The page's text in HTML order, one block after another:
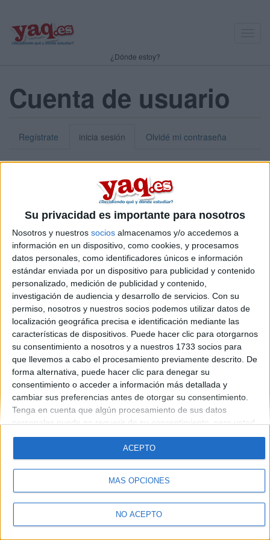
Su privacidad es importante para nosotros
Nosotros y nuestros socios almacenamos y/o accedemos a
información en un dispositivo, como cookies, y procesamos
datos personales, como identificadores únicos e información
estándar enviada por un dispositivo para publicidad y contenido
personalizado, medición de publicidad y contenido,
investigación de audiencia y desarrollo de servicios. Con su
permiso, nosotros y nuestros socios podemos utilizar datos de
localización geográfica precisa e identificación mediante las
características de dispositivos. Puede hacer clic para otorgarnos
su consentimiento a nosotros y a nuestros 1733 socios para
que llevemos a cabo el procesamiento previamente descrito. De
forma alternativa, puede hacer clic para denegar su
consentimiento o acceder a información más detallada y
cambiar sus preferencias antes de otorgar su consentimiento.
Tenga en cuenta que algún procesamiento de sus datos
personales puede no requerir de su consentimiento, pero usted
tiene el derecho de rechazar tal procesamiento. Sus
preferencias se aplicarán solo a este sitio web. Puede cambiar
sus preferencias o retirar su consentimiento en cualquier
momento volviendo a este sitio y haciendo clic en el botón
"Privacidad" en la parte inferior de la página web.
MÁS OPCIONES
NO ACEPTO
ACEPTO
¿Dónde estoy?
Cuenta de usuario
Regístrate inicia sesión Olvidé mi contraseña
Puedes iniciar sesión introduciendo tu nombre de usuario o tu
dirección de correo electrónico.
Contraseña:*
Introduce la contraseña que acompaña a tu nombre de usuario
Quiénes somos|Contactar |Anúnciate
Aviso legal|Politica de privacidad|Condiciones generales
de cookies
© 2003-2026Compás Mediterráneo S.L.- Diego de León 47 - 28006
Madrid [ESPAÑA] - Tel. +34 91 593 2767